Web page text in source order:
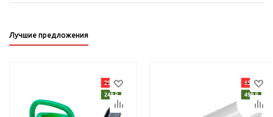
Лучшие предложения